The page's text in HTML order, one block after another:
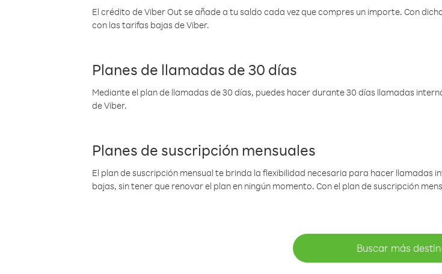
El crédito de Viber Out se añade a tu saldo cada vez que compres un importe. Con
con las tarifas bajas de Viber.
Planes de llamadas de 30 días
Mediante el plan de llamadas de 30 días, puedes hacer durante 30 días llamadas
de Viber.
Planes de suscripción mensuales
El plan de suscripción mensual te brinda la flexibilidad necesaria para hacer llamadas
bajas, sin tener que renovar el plan en ningún momento. Con el plan de suscripción
Buscar más